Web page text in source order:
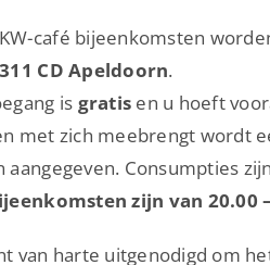
café bijeenkomsten
CD Apeldoorn.
is gratis en u hoeft
met zich meebrengt wordt
aangegeven. Consumpties
zijn van 20.00
van harte uitgenodigd om